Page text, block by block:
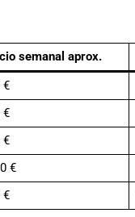
semanal aprox.
€
€
€
€
€